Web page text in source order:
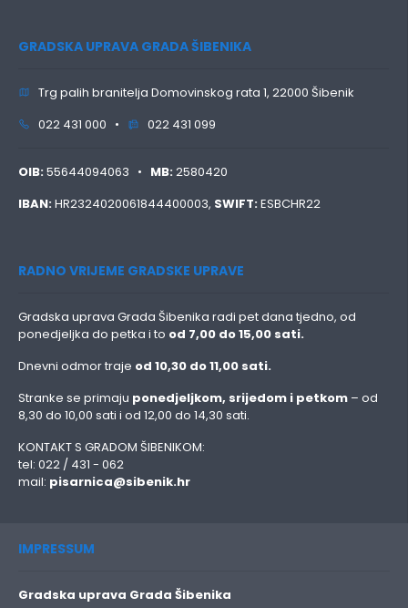
GRADSKA UPRAVA GRADA ŠIBENIKA
Trg palih branitelja Domovinskog rata 1, 22000 Šibenik
022 431 000 •
022 431 099
OIB:55644094063 • MB:2580420
IBAN:HR2324020061844400003, SWIFT:ESBCHR22
RADNO VRIJEME GRADSKE UPRAVE
Gradska uprava Grada Šibenika radi pet dana tjedno, od
ponedjeljka do petka i to od 7,00 do 15,00 sati.
Dnevni odmor traje od 10,30 do 11,00 sati.
Stranke se primaju ponedjeljkom, srijedom i petkom – od
8,30 do 10,00 sati i od 12,00 do 14,30 sati.
KONTAKT S GRADOM ŠIBENIKOM:
tel: 022 / 431 - 062
mail: pisarnica@sibenik.hr
IMPRESSUM
Gradska uprava Grada Šibenika